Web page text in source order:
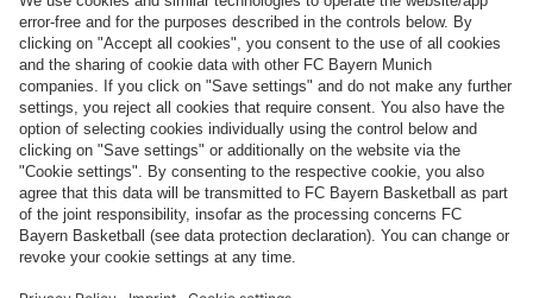
Catégories principales